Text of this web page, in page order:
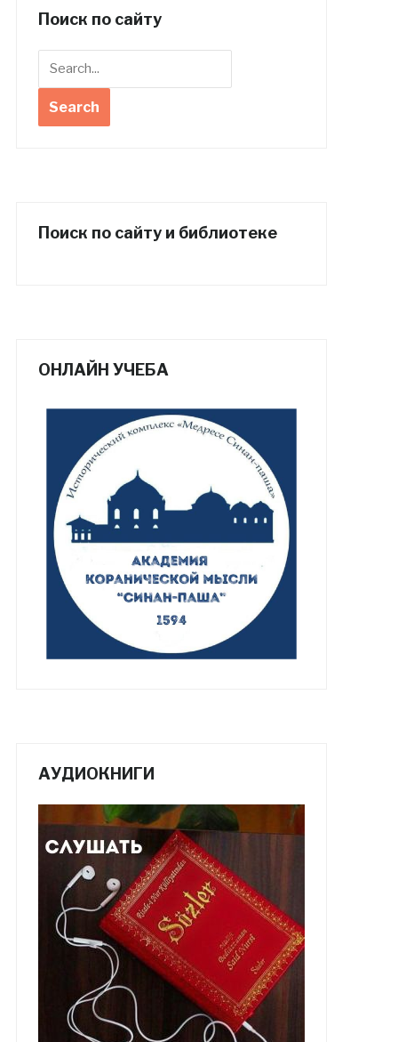
Поиск по сайту
Поиск по сайту и библиотеке
ОНЛАЙН УЧЕБА
АУДИОКНИГИ